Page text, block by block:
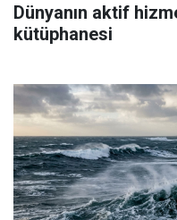
Dünyanın aktif
kütüphanesi